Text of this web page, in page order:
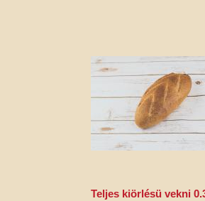
teljes kiörlésü vekni 0.35